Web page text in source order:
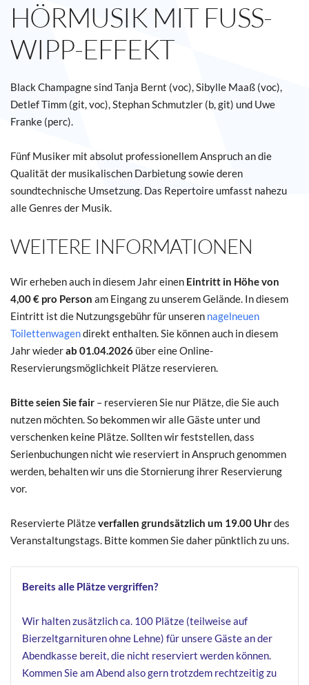
HÖRMUSIK MIT FUSS-W
IPP-EFFEKT
Black Champagne sind Tanja Bernt (voc), Sibylle Maaß (voc),
Detlef Timm (git, voc), Stephan Schmutzler (b, git) und Uwe
Franke (perc).
Fünf Musiker mit absolut professionellem Anspruch an die
Qualität der musikalischen Darbietung sowie deren
soundtechnische Umsetzung. Das Repertoire umfasst nahezu
alle Genres der Musik.
WEITERE INFORMATIONEN
Wir erheben auch in diesem Jahr einen Eintritt in Höhe von
4,00 € pro Person am Eingang zu unserem Gelände. In diesem
Eintritt ist die Nutzungsgebühr für unseren nagelneuen
Toilettenwagendirekt enthalten. Sie können auch in diesem
Jahr wiederab 01.04.2026 über eine Online-
Reservierungsmöglichkeit Plätze reservieren.
Bitte seien Sie fair – reservieren Sie nur Plätze, die Sie auch
nutzen möchten. So bekommen wir alle Gäste unter und
verschenken keine Plätze. Sollten wir feststellen, dass
Serienbuchungen nicht wie reserviert in Anspruch genommen
werden, behalten wir uns die Stornierung ihrer Reservierung
vor.
Reservierte Plätzeverfallen grundsätzlich um 19.00 Uhrdes
Veranstaltungstags. Bitte kommen Sie daher pünktlich zu uns.
Bereits alle Plätze vergriffen?
Wir halten zusätzlich ca. 100 Plätze (teilweise auf
Bierzeltgarnituren ohne Lehne) für unsere Gäste an der
Abendkasse bereit, die nicht reserviert werden können.
Kommen Sie am Abend also gern trotzdem rechtzeitig zu